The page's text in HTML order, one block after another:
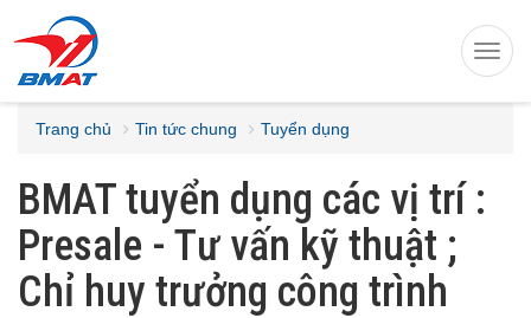
Trang chủ Tin tức chung Tuyển dụng
BMAT tuyển dụng các vị trí :
Presale - Tư vấn kỹ thuật ;
Chỉ huy trưởng công trình